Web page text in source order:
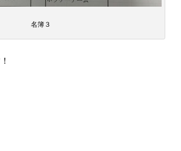
名簿３